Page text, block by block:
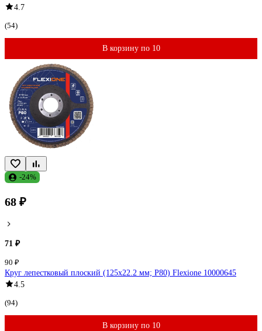
4.7
(54)
В корзину по 10
-24%
68 ₽
71 ₽
90 ₽
Круг лепестковый плоский (125х22.2 мм; Р80) Flexione 10000645
4.5
(94)
В корзину по 10